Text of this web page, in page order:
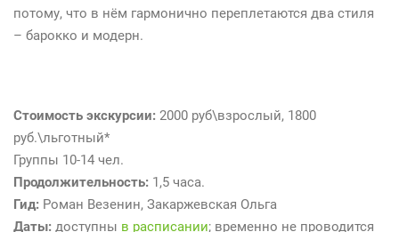
потому, что в нём гармонично переплетаются два стиля
– барокко и модерн.
Стоимость экскурсии: 2000 руб\взрослый, 1800
руб.\льготный*
Группы 10-14 чел.
Продолжительность: 1,5 часа.
Гид: Роман Везенин, Закаржевская Ольга
Даты: доступны в расписании; временно не проводится